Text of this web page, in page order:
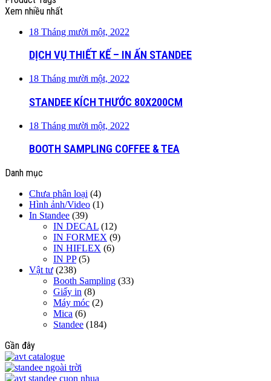
Xem nhiều nhất
18 Tháng mười một, 2022
DỊCH VỤ THIẾT KẾ – IN ẤN STANDEE
18 Tháng mười một, 2022
STANDEE KÍCH THƯỚC 80X200CM
18 Tháng mười một, 2022
BOOTH SAMPLING COFFEE & TEA
Danh mục
Chưa phân loại (4)
Hình ảnh/Video (1)
In Standee (39)
IN DECAL (12)
IN FORMEX (9)
IN HIFLEX (6)
IN PP(5)
Vật tư (238)
Booth Sampling (33)
Giấy in (8)
Máy móc (2)
Mica (6)
Standee (184)
Gần đây